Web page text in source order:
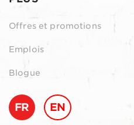
Offres et promotions
Emplois
Blogue
FR EN